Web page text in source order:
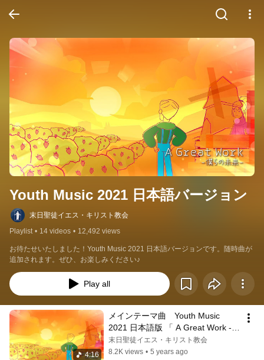
Youth Music 2021 日本語バージョン
末日聖徒イエス・キリスト教会
Playlist • 14 videos • 12,492 views
お待たせいたしました！Youth Music 2021 日本語バージョンです。随時曲が
追加されます。ぜひ、お楽しみください♪
Play all
4:16
メインテーマ曲　Youth Music
2021 日本語版 「 A Great Work -僕
らの未来-」
末日聖徒イエス・キリスト教会
8.2K views • 5 years ago